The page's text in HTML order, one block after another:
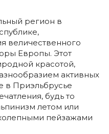
регион в
величественного
Европы. Этот
красотой,
активных
в Приэльбрусье
будь то
летом или
пейзажами